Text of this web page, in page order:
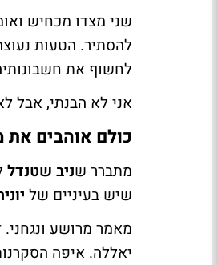
שני מצדו מכחיש
להסתיר. הטעות
לחשוף את
אני לא הבנתי, אבל
כולם אוהבים את
מתברר שניב שטנדל
שיש בעיניים של
מאמר מרושע
יאללה. איפה